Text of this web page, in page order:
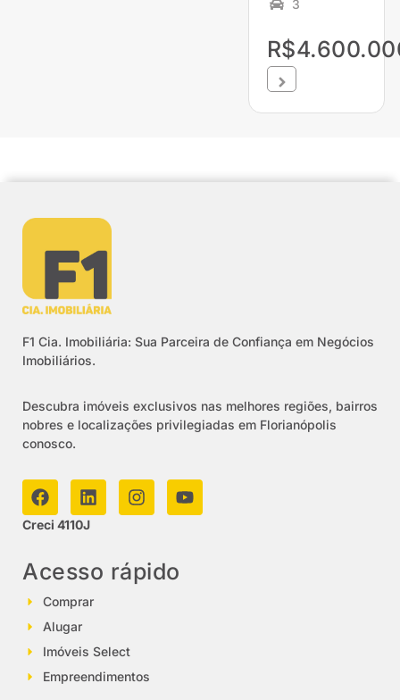
3
F1 Cia. Imobiliária: Sua Parceira de Confiança em Negócios
Imobiliários.
Descubra imóveis exclusivos nas melhores regiões, bairros
nobres e localizações privilegiadas em Florianópolis
conosco.
Creci 4110J
Acesso rápido
Comprar
Alugar
Imóveis Select
Empreendimentos